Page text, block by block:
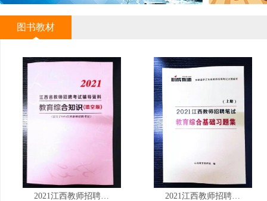
图书教材
2021江西教师招聘… 2021江西教师招聘…